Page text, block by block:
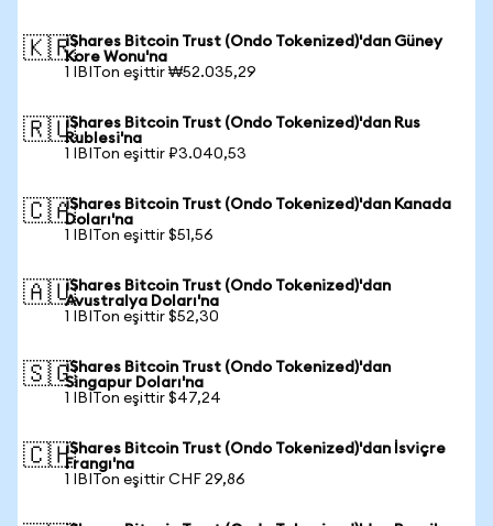
🇰🇷iShares Bitcoin Trust (Ondo Tokenized)'dan Güney
Kore Wonu'na
1 IBITon eşittir ₩52.035,29
🇷🇺iShares Bitcoin Trust (Ondo Tokenized)'dan Rus
Rublesi'na
1 IBITon eşittir ₽3.040,53
🇨🇦iShares Bitcoin Trust (Ondo Tokenized)'dan Kanada
Doları'na
1 IBITon eşittir $51,56
🇦🇺iShares Bitcoin Trust (Ondo Tokenized)'dan
Avustralya Doları'na
1 IBITon eşittir $52,30
🇸🇬iShares Bitcoin Trust (Ondo Tokenized)'dan
Singapur Doları'na
1 IBITon eşittir $47,24
🇨🇭iShares Bitcoin Trust (Ondo Tokenized)'dan İsviçre
Frangı'na
1 IBITon eşittir CHF 29,86